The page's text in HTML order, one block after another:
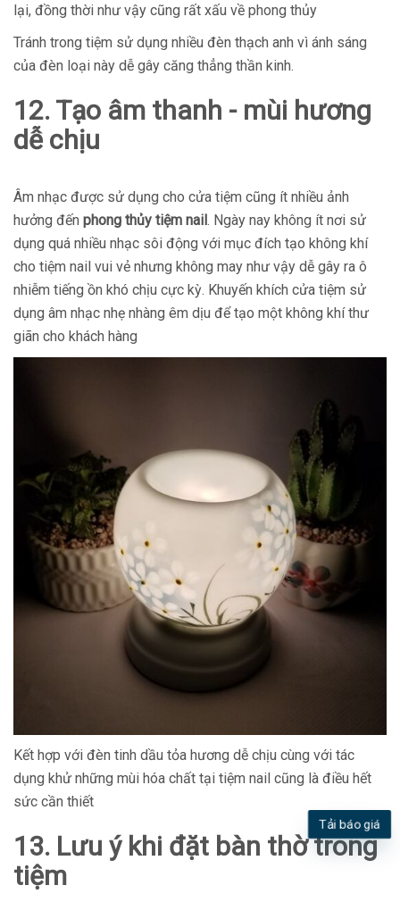
lại, đồng thời như vậy cũng rất xấu về phong thủy
Tránh trong tiệm sử dụng nhiều đèn thạch anh vì ánh sáng
của đèn loại này dễ gây căng thẳng thần kinh.
12. Tạo âm thanh - mùi hương
dễ chịu
Âm nhạc được sử dụng cho cửa tiệm cũng ít nhiều ảnh
hưởng đến phong thủy tiệm nail. Ngày nay không ít nơi sử
dụng quá nhiều nhạc sôi động với mục đích tạo không khí
cho tiệm nail vui vẻ nhưng không may như vậy dễ gây ra ô
nhiễm tiếng ồn khó chịu cực kỳ. Khuyến khích cửa tiệm sử
dụng âm nhạc nhẹ nhàng êm dịu để tạo một không khí thư
giãn cho khách hàng
Kết hợp với đèn tinh dầu tỏa hương dễ chịu cùng với tác
dụng khử những mùi hóa chất tại tiệm nail cũng là điều hết
sức cần thiết
13. Lưu ý khi đặt bàn thờ trong
tiệm
Tải báo giá